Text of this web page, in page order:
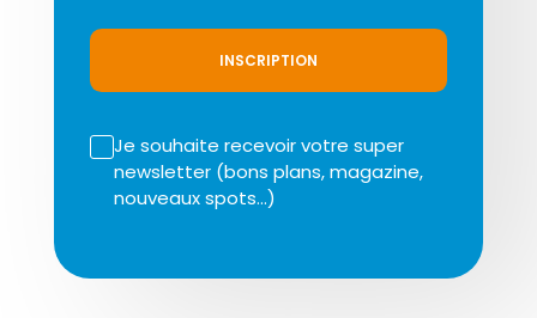
INSCRIPTION
Je souhaite recevoir votre super
newsletter (bons plans, magazine,
nouveaux spots…)